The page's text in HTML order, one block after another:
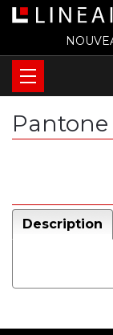
Pantone
Description